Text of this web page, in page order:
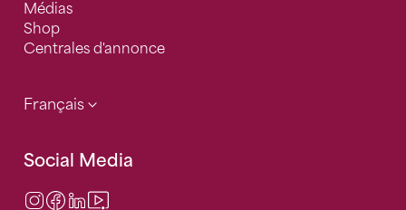
Médias
Shop
Centrales d'annonce
Français
Social Media
Instagram
Facebook
LinkedIn